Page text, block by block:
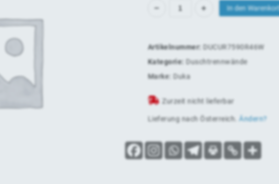
In den
Artikelnummer: DUCUR7590R46W
Kategorie: Duschtrennwände
Marke: Duka
Zurzeit nicht lieferbar
Lieferung nach Österreich Ändern?